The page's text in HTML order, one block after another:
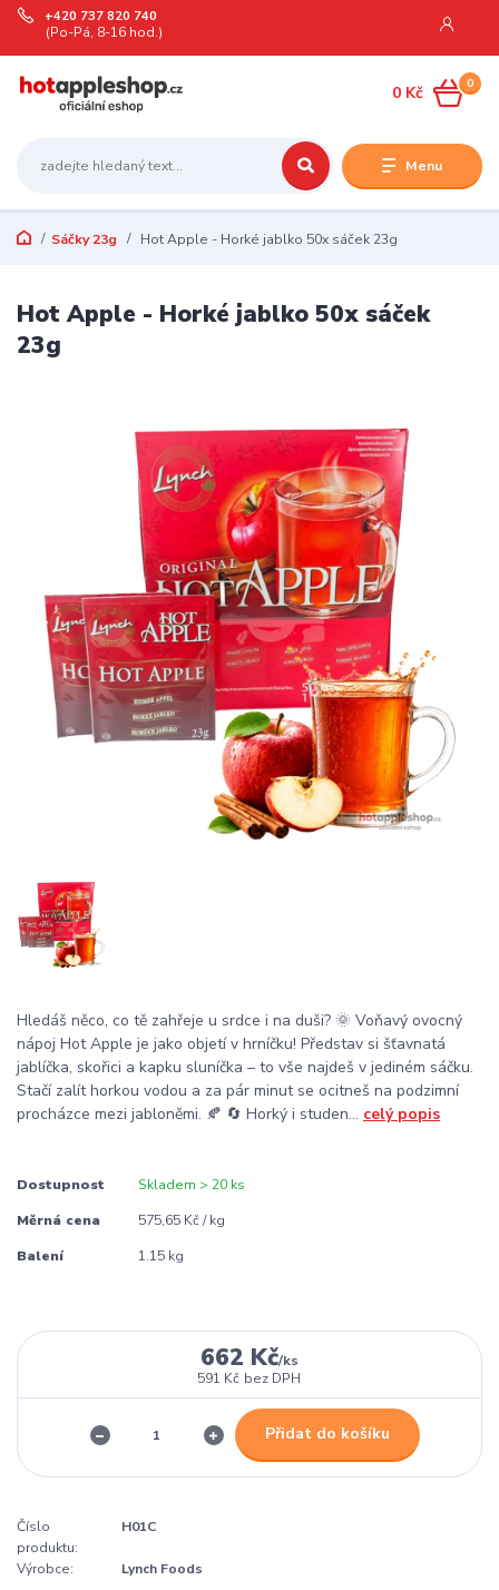
Menu
+420 737 820 740
(Po-Pá, 8-16 hod.)
0
0 Kč
Sáčky 23g Hot Apple - Horké jablko 50x sáček 23g
Hot Apple - Horké jablko 50x sáček
23g
Hledáš něco, co tě zahřeje u srdce i na duši? 🌞 Voňavý ovocný
nápoj Hot Apple je jako objetí v hrníčku! Představ si šťavnatá
jablíčka, skořici a kapku sluníčka – to vše najdeš v jediném sáčku.
Stačí zalít horkou vodou a za pár minut se ocitneš na podzimní
procházce mezi jabloněmi. 🍂 🔄 Horký i studen... celý popis
Dostupnost Skladem > 20 ks
Měrná cena 575,65 Kč / kg
Balení 1.15 kg
662 Kč/ks
591 Kč bez DPH
Přidat do košíku
Číslo
produktu:
H01C
Výrobce: Lynch Foods